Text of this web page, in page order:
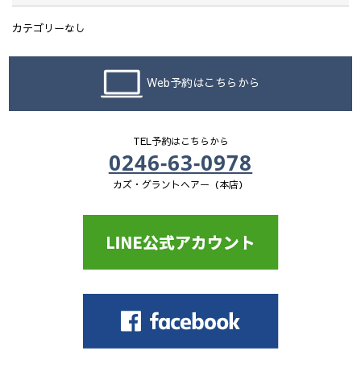
カテゴリーなし
Web予約はこちらから
TEL予約はこちらから
0246-63-0978
カズ・グラントヘアー（本店）